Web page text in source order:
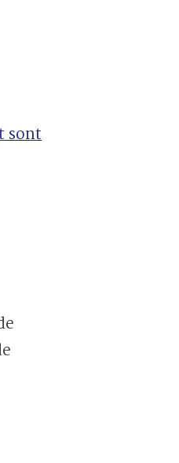
sont